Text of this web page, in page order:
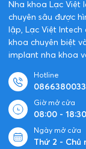
Nha khoa Lạc Việt
chuyên sâu được
lập, Lạc Việt
khoa chuyên biệt
implant nha khoa
Hotline
0866380033
Giờ mở cửa
08:00 - 18:30
Ngày mở cửa
Thứ 2 - Chủ